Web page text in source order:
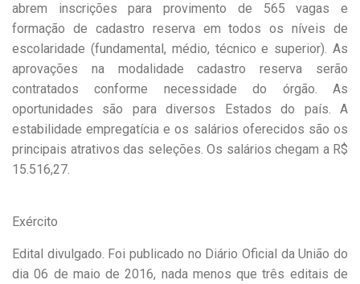
abrem inscrições para provimento de 565 vagas e
formação de cadastro reserva em todos os níveis de
escolaridade (fundamental, médio, técnico e superior). As
aprovações na modalidade cadastro reserva serão
contratados conforme necessidade do órgão. As
oportunidades são para diversos Estados do país. A
estabilidade empregatícia e os salários oferecidos são os
principais atrativos das seleções. Os salários chegam a R$
15.516,27.
Exército
Edital divulgado. Foi publicado no Diário Oficial da União do
dia 06 de maio de 2016, nada menos que três editais de